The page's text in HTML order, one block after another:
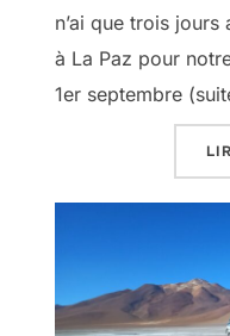
n’ai que trois
à La Paz pour
1er septembre